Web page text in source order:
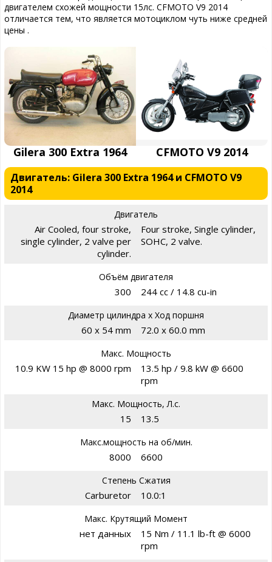
двигателем схожей мощности 15лс. CFMOTO V9 2014
отличается тем, что является мотоциклом чуть ниже средней
цены .
Gilera 300 Extra 1964 CFMOTO V9 2014
Двигатель: Gilera 300 Extra 1964 и CFMOTO V9
2014
Двигатель
Air Cooled, four stroke,
single cylinder, 2 valve per
cylinder.
Four stroke, Single cylinder,
SOHC, 2 valve.
Объём двигателя
300 244 cc / 14.8 cu-in
Диаметр цилиндра х Ход поршня
60 x 54 mm 72.0 x 60.0 mm
Макс. Мощность
10.9 KW 15 hp @ 8000 rpm
13.5 hp / 9.8 kW @ 6600
rpm
Макс. Мощность, Л.с.
15 13.5
Макс.мощность на об/мин.
8000 6600
Степень Сжатия
Carburetor 10.0:1
Макс. Крутящий Момент
нет данных
15 Nm / 11.1 lb-ft @ 6000
rpm